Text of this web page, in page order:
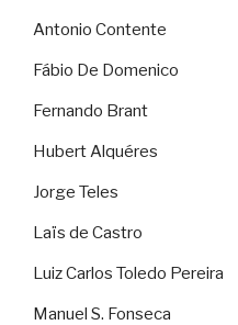
Antonio Contente
Fábio De Domenico
Fernando Brant
Hubert Alquéres
Jorge Teles
Laïs de Castro
Luiz Carlos Toledo Pereira
Manuel S. Fonseca